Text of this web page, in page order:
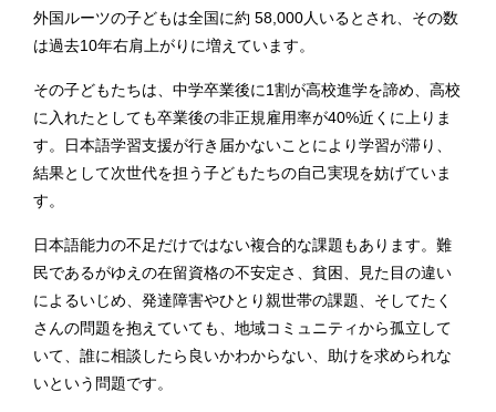
外国ルーツの子どもは全国に約 58,000人いるとされ、その数
は過去10年右肩上がりに増えています。
その子どもたちは、中学卒業後に1割が高校進学を諦め、高校
に入れたとしても卒業後の非正規雇用率が40%近くに上りま
す。日本語学習支援が行き届かないことにより学習が滞り、
結果として次世代を担う子どもたちの自己実現を妨げていま
す。
日本語能力の不足だけではない複合的な課題もあります。難
民であるがゆえの在留資格の不安定さ、貧困、見た目の違い
によるいじめ、発達障害やひとり親世帯の課題、そしてたく
さんの問題を抱えていても、地域コミュニティから孤立して
いて、誰に相談したら良いかわからない、助けを求められな
いという問題です。